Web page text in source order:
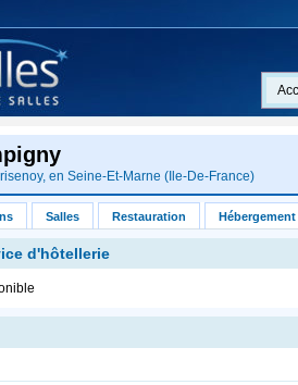
en Seine-Et-Marne ( Ile-De-France)
Salles Restauration Hébergement
d'hôtellerie